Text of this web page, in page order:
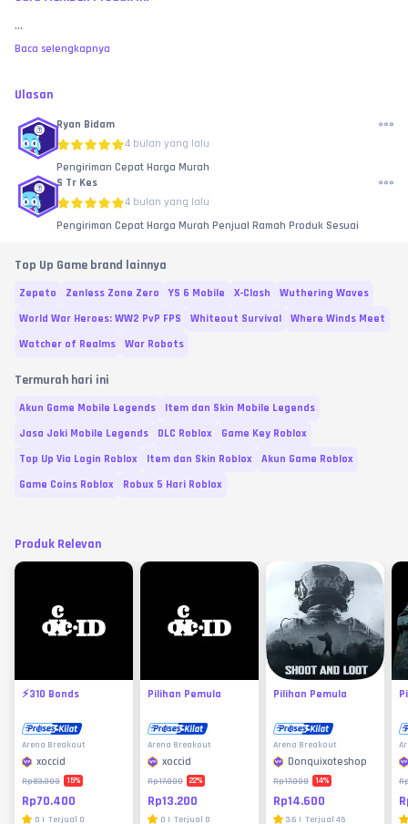
...
Baca selengkapnya
Ulasan
Ryan Bidam
4 bulan yang lalu
Pengiriman Cepat Harga Murah
S Tr Kes
4 bulan yang lalu
Pengiriman Cepat Harga Murah Penjual Ramah Produk Sesuai
Top Up Game brand lainnya
Zepeto Zenless Zone Zero YS 6 Mobile X-Clash
Wuthering Waves
World War Heroes: WW2 PvP FPS
Whiteout Survival
Where Winds Meet
Watcher of Realms
War Robots
Termurah hari ini
Akun Game Mobile Legends
Item dan Skin Mobile Legends
Jasa Joki Mobile Legends
DLC Roblox
Game Key Roblox
Top Up Via Login Roblox
Item dan Skin Roblox
Akun Game Roblox
Game Coins Roblox
Robux 5 Hari Roblox
Produk Relevan
⚡310 Bonds
Arena Breakout
xoccid
Rp83.000 15%
Rp70.400
0 | Terjual 0
Pilihan Pemula
Arena Breakout
xoccid
Rp17.000 22%
Rp13.200
0 | Terjual 0
Pilihan Pemula
Arena Breakout
Donquixoteshop
Rp17.000 14%
Rp14.600
3.6 | Terjual 45